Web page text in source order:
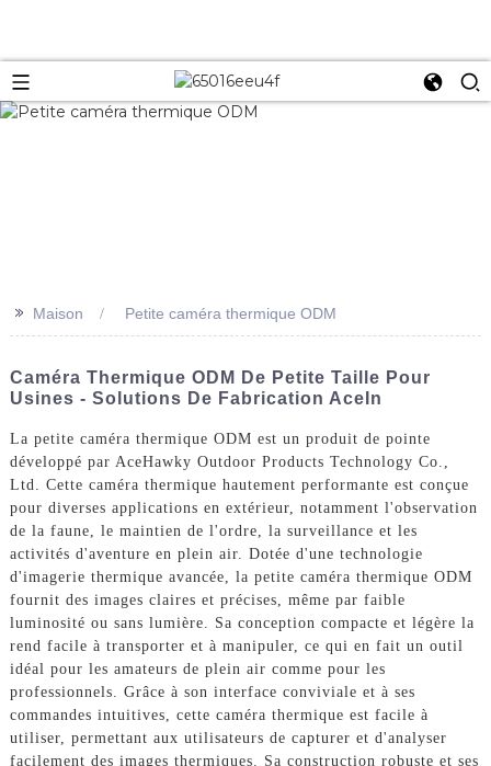
>> Maison Petite caméra thermique ODM
Caméra Thermique ODM De Petite Taille Pour
Usines - Solutions De Fabrication AceIn
La petite caméra thermique ODM est un produit de pointe
développé par AceHawky Outdoor Products Technology Co.,
Ltd. Cette caméra thermique hautement performante est conçue
pour diverses applications en extérieur, notamment l'observation
de la faune, le maintien de l'ordre, la surveillance et les
activités d'aventure en plein air. Dotée d'une technologie
d'imagerie thermique avancée, la petite caméra thermique ODM
fournit des images claires et précises, même par faible
luminosité ou sans lumière. Sa conception compacte et légère la
rend facile à transporter et à manipuler, ce qui en fait un outil
idéal pour les amateurs de plein air comme pour les
professionnels. Grâce à son interface conviviale et à ses
commandes intuitives, cette caméra thermique est facile à
utiliser, permettant aux utilisateurs de capturer et d'analyser
facilement des images thermiques. Sa construction robuste et ses